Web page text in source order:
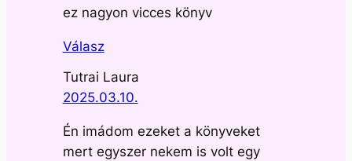
ez nagyon vicces könyv
Válasz
Tutrai Laura
2025.03.10.
Én imádom ezeket a könyveket
mert egyszer nekem is volt egy